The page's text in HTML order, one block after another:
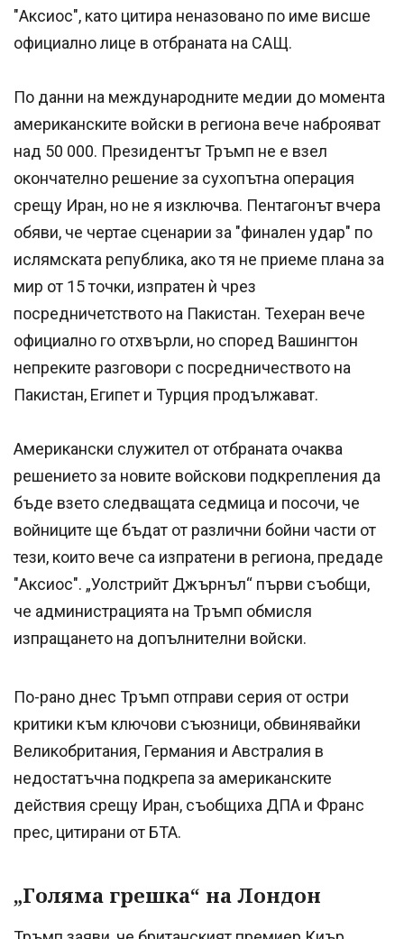
"Аксиос", като цитира неназовано по име висше
официално лице в отбраната на САЩ.
По данни на международните медии до момента
американските войски в региона вече наброяват
над 50 000. Президентът Тръмп не е взел
окончателно решение за сухопътна операция
срещу Иран, но не я изключва. Пентагонът вчера
обяви, че чертае сценарии за "финален удар" по
ислямската република, ако тя не приеме плана за
мир от 15 точки, изпратен ѝ чрез
посредничетството на Пакистан. Техеран вече
официално го отхвърли, но според Вашингтон
непреките разговори с посредничеството на
Пакистан, Египет и Турция продължават.
Американски служител от отбраната очаква
решението за новите войскови подкрепления да
бъде взето следващата седмица и посочи, че
войниците ще бъдат от различни бойни части от
тези, които вече са изпратени в региона, предаде
"Аксиос". „Уолстрийт Джърнъл“ първи съобщи,
че администрацията на Тръмп обмисля
изпращането на допълнителни войски.
По-рано днес Тръмп отправи серия от остри
критики към ключови съюзници, обвинявайки
Великобритания, Германия и Австралия в
недостатъчна подкрепа за американските
действия срещу Иран, съобщиха ДПА и Франс
прес, цитирани от БТА.
„Голяма грешка“ на Лондон